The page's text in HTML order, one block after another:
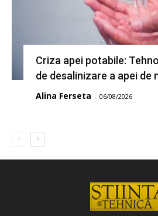
Criza apei potabile:
de desalinizare a apei de
Alina Ferseta - 06/08/2026